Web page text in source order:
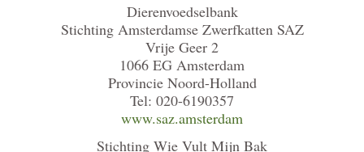
Dierenvoedselbank
Stichting Amsterdamse Zwerfkatten SAZ
Vrije Geer 2
1066 EG Amsterdam
Provincie Noord-Holland
Tel: 020-6190357
www.saz.amsterdam
Stichting Wie Vult Mijn Bak